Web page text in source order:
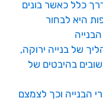
כלל כאשר בונים
היא לבחור
של בנייה ירוקה,
בהיבטים של
הבנייה וכך לצמצם